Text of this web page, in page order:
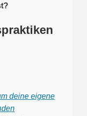
deine eigene